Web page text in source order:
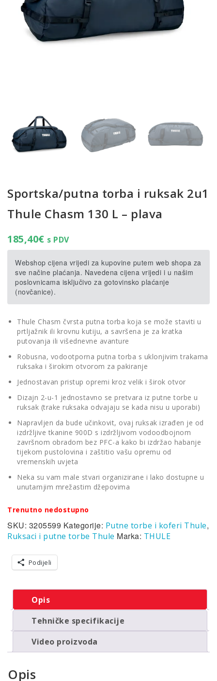
Sportska/putna torba i ruksak 2u1
Thule Chasm 130 L – plava
185,40€ s PDV
Webshop cijena vrijedi za kupovine putem web shopa za
sve načine plaćanja. Navedena cijena vrijedi i u našim
poslovnicama isključivo za gotovinsko plaćanje
(novčanice).
Thule Chasm čvrsta putna torba koja se može staviti u
prtljažnik ili krovnu kutiju, a savršena je za kratka
putovanja ili višednevne avanture
Robusna, vodootporna putna torba s uklonjivim trakama
ruksaka i širokim otvorom za pakiranje
Jednostavan pristup opremi kroz velik i širok otvor
Dizajn 2-u-1 jednostavno se pretvara iz putne torbe u
ruksak (trake ruksaka odvajaju se kada nisu u uporabi)
Napravljen da bude učinkovit, ovaj ruksak izrađen je od
izdržljive tkanine 900D s izdržljivom vodoodbojnom
završnom obradom bez PFC-a kako bi izdržao habanje
tijekom pustolovina i zaštitio vašu opremu od
vremenskih uvjeta
Neka su vam male stvari organizirane i lako dostupne u
unutarnjim mrežastim džepovima
Trenutno nedostupno
SKU: 3205599 Kategorije: Putne torbe i koferi Thule,
Ruksaci i putne torbe Thule Marka: THULE
Podijeli
Opis
Tehničke specifikacije
Video proizvoda
Opis